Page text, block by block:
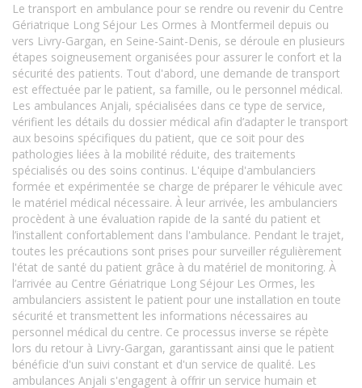
Le transport en ambulance pour se rendre ou revenir du Centre
Gériatrique Long Séjour Les Ormes à Montfermeil depuis ou
vers Livry-Gargan, en Seine-Saint-Denis, se déroule en plusieurs
étapes soigneusement organisées pour assurer le confort et la
sécurité des patients. Tout d'abord, une demande de transport
est effectuée par le patient, sa famille, ou le personnel médical.
Les ambulances Anjali, spécialisées dans ce type de service,
vérifient les détails du dossier médical afin d’adapter le transport
aux besoins spécifiques du patient, que ce soit pour des
pathologies liées à la mobilité réduite, des traitements
spécialisés ou des soins continus. L'équipe d'ambulanciers
formée et expérimentée se charge de préparer le véhicule avec
le matériel médical nécessaire. À leur arrivée, les ambulanciers
procèdent à une évaluation rapide de la santé du patient et
l’installent confortablement dans l'ambulance. Pendant le trajet,
toutes les précautions sont prises pour surveiller régulièrement
l'état de santé du patient grâce à du matériel de monitoring. À
l’arrivée au Centre Gériatrique Long Séjour Les Ormes, les
ambulanciers assistent le patient pour une installation en toute
sécurité et transmettent les informations nécessaires au
personnel médical du centre. Ce processus inverse se répète
lors du retour à Livry-Gargan, garantissant ainsi que le patient
bénéficie d'un suivi constant et d'un service de qualité. Les
ambulances Anjali s'engagent à offrir un service humain et